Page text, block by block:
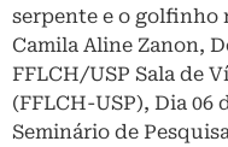
serpente e o golfinho
Camila Aline Zanon,
FFLCH/USP Sala de
(FFLCH-USP), Dia 06
Seminário de